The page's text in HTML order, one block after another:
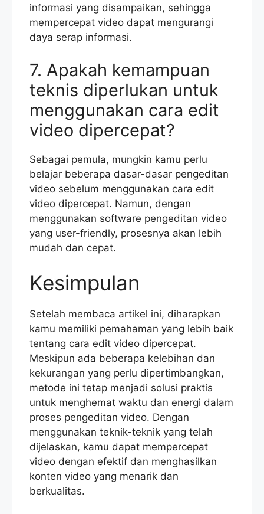
informasi yang disampaikan, sehingga
mempercepat video dapat mengurangi
daya serap informasi.
7. Apakah kemampuan
teknis diperlukan untuk
menggunakan cara edit
video dipercepat?
Sebagai pemula, mungkin kamu perlu
belajar beberapa dasar-dasar pengeditan
video sebelum menggunakan cara edit
video dipercepat. Namun, dengan
menggunakan software pengeditan video
yang user-friendly, prosesnya akan lebih
mudah dan cepat.
Kesimpulan
Setelah membaca artikel ini, diharapkan
kamu memiliki pemahaman yang lebih baik
tentang cara edit video dipercepat.
Meskipun ada beberapa kelebihan dan
kekurangan yang perlu dipertimbangkan,
metode ini tetap menjadi solusi praktis
untuk menghemat waktu dan energi dalam
proses pengeditan video. Dengan
menggunakan teknik-teknik yang telah
dijelaskan, kamu dapat mempercepat
video dengan efektif dan menghasilkan
konten video yang menarik dan
berkualitas.